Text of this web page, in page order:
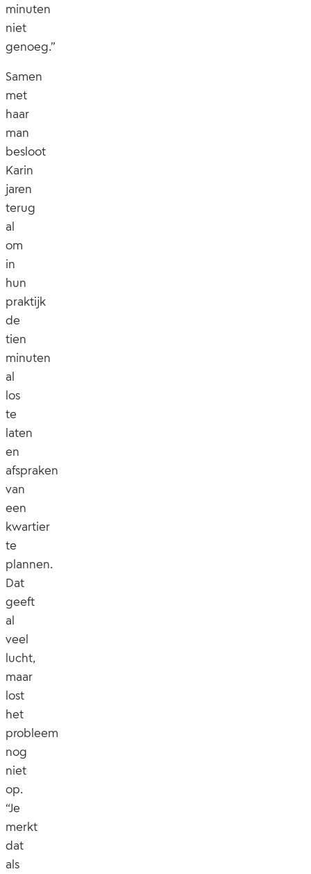
minuten
niet
genoeg.”
Samen
met
haar
man
besloot
Karin
jaren
terug
al
om
in
hun
praktijk
de
tien
minuten
al
los
te
laten
en
afspraken
van
een
kwartier
te
plannen.
Dat
geeft
al
veel
lucht,
maar
lost
het
probleem
nog
niet
op.
“Je
merkt
dat
als